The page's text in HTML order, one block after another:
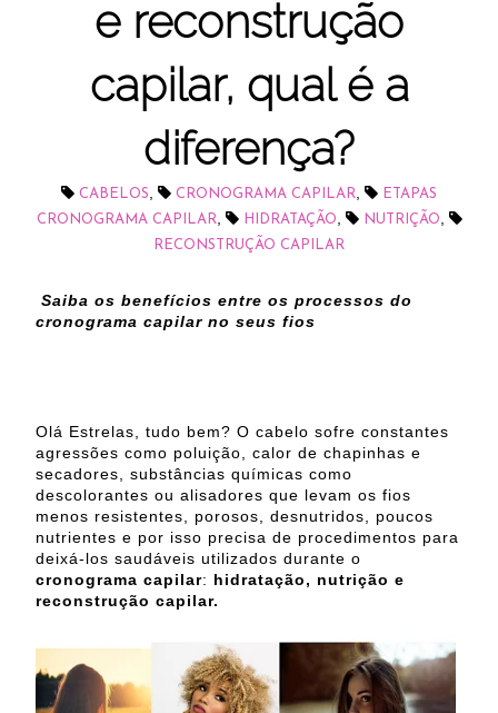
e reconstrução
capilar, qual é a
diferença?
CABELOS, CRONOGRAMA CAPILAR,
ETAPAS
CRONOGRAMA CAPILAR, HIDRATAÇÃO, NUTRIÇÃO,
RECONSTRUÇÃO CAPILAR
Saiba os benefícios entre os processos do
cronograma capilar no seus fios
Olá Estrelas, tudo bem? O cabelo sofre constantes
agressões como poluição, calor de chapinhas e
secadores, substâncias químicas como
descolorantes ou alisadores que levam os fios
menos resistentes, porosos, desnutridos, poucos
nutrientes e por isso precisa de procedimentos para
deixá-los saudáveis utilizados durante o
cronograma capilar: hidratação, nutrição e
reconstrução capilar.